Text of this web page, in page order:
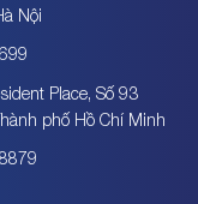
Nội
Place, Số 93
phố Hồ Chí Minh